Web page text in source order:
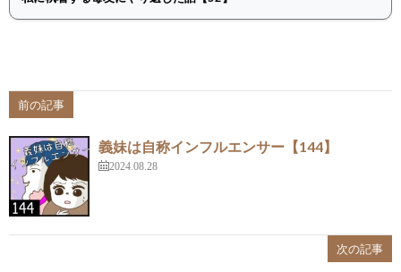
前の記事
義妹は自称インフルエンサー【144】
2024.08.28
次の記事